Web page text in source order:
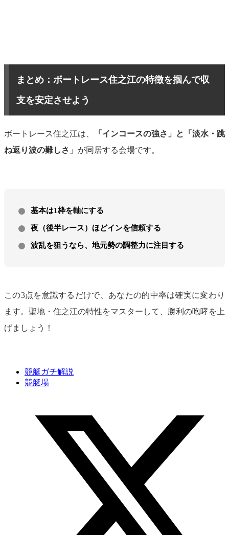
まとめ：ボートレース住之江の特徴を掴んで収
支を安定させよう
ボートレース住之江は、
「インコースの強さ」と「淡水・跳
ね返り波の難しさ」 が同居する会場です。
基本は1枠を軸にする
夜（後半レース）ほどインを信頼する
波乱を狙うなら、地元勢の調整力に注目する
この3点を意識するだけで、あなたの的中率は確実に変わり
ます。聖地・住之江の特性をマスターして、勝利の咆哮を上
げましょう！
競艇ガチ解説
競艇場